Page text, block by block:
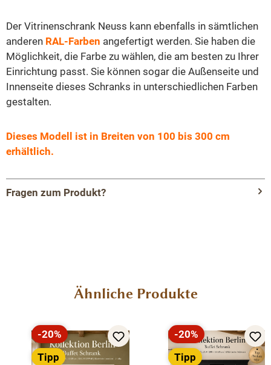
Der Vitrinenschrank Neuss kann ebenfalls in sämtlichen
anderen RAL-Farben angefertigt werden. Sie haben die
Möglichkeit, die Farbe zu wählen, die am besten zu Ihrer
Einrichtung passt. Sie können sogar die Außenseite und
Innenseite dieses Schranks in unterschiedlichen Farben
gestalten.
Dieses Modell ist in Breiten von 100 bis 300 cm
erhältlich.
Fragen zum Produkt?
Entdecken Sie den Reiz der perfekten Symbiose aus
Vitrinenschrank Neuss .
Produktgalerie überspringen
Ähnliche Produkte
Rabatt
-20%
Tipp
Rabatt
-20%
Tipp